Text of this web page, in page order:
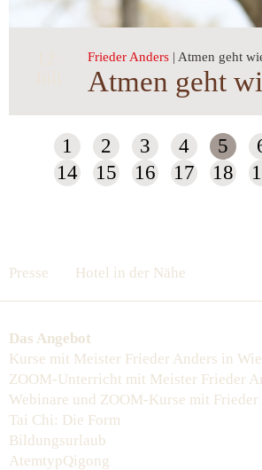
Frieder Anders | Atmen geht
Atmen geht
1 2 3 4 5
14
15 16 17 18
Presse Hotel in der Nähe
Das Angebot
Kurse mit Meister Frieder Anders in
ZOOM-Unterricht mit Meister Frieder
Webinare und ZOOM-Kurse mit Frieder
Tai Chi: Die Form
Bildungsurlaub
AtemtypQigong